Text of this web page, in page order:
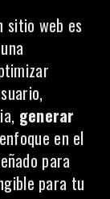
sitio web es
generar
en el
para
para tu